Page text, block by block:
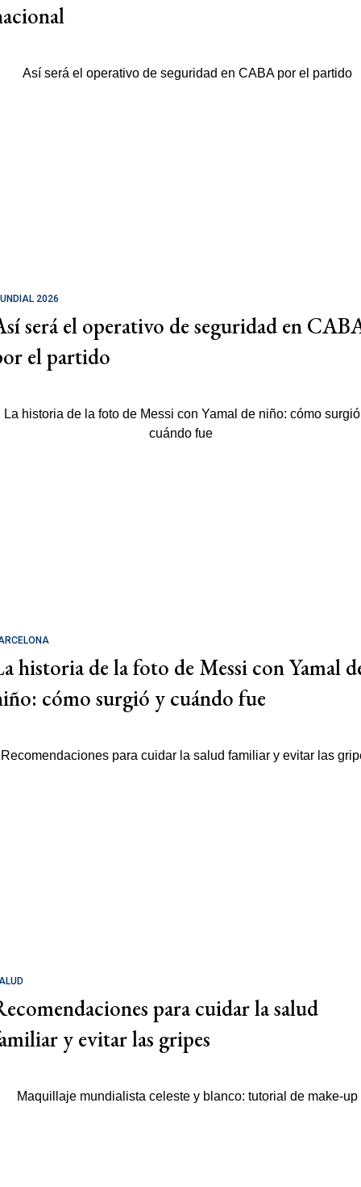
2026
será el operativo de seguridad en
el partido
historia de la foto de Messi con Yamal
cómo surgió y cuándo fue
para cuidar la salud
y evitar las gripes